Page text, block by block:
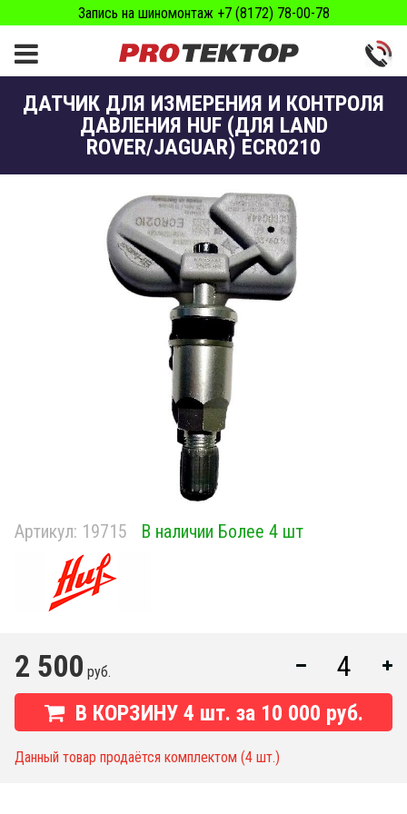
Запись на шиномонтаж +7 (8172) 78-00-78
ДАТЧИК ДЛЯ ИЗМЕРЕНИЯ И КОНТРОЛЯ
ДАВЛЕНИЯ HUF (ДЛЯ LAND
ROVER/JAGUAR) ECR0210
Артикул: 19715 В наличии Более 4 шт
2 500 руб.
В КОРЗИНУ 4 шт. за 10 000 руб.
Данный товар продаётся комплектом (4 шт.)